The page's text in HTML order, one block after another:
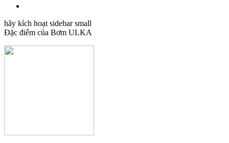
hãy kích hoạt sidebar small
Đặc điểm của Bơm ULKA